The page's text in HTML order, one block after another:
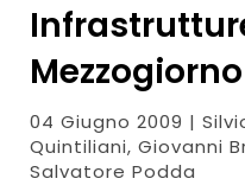
Mezzogiorno
04 Giugno 2009 |
Quintiliani, Giovanni
Salvatore Podda